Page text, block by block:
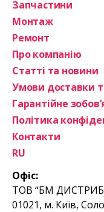
Офіс:
ТОВ “БМ
01021, м. Київ,
Запчастини
Монтаж
Ремонт
Про компанію
Статті та новини
Умови доставки
Гарантійне
Політика
Контакти
RU